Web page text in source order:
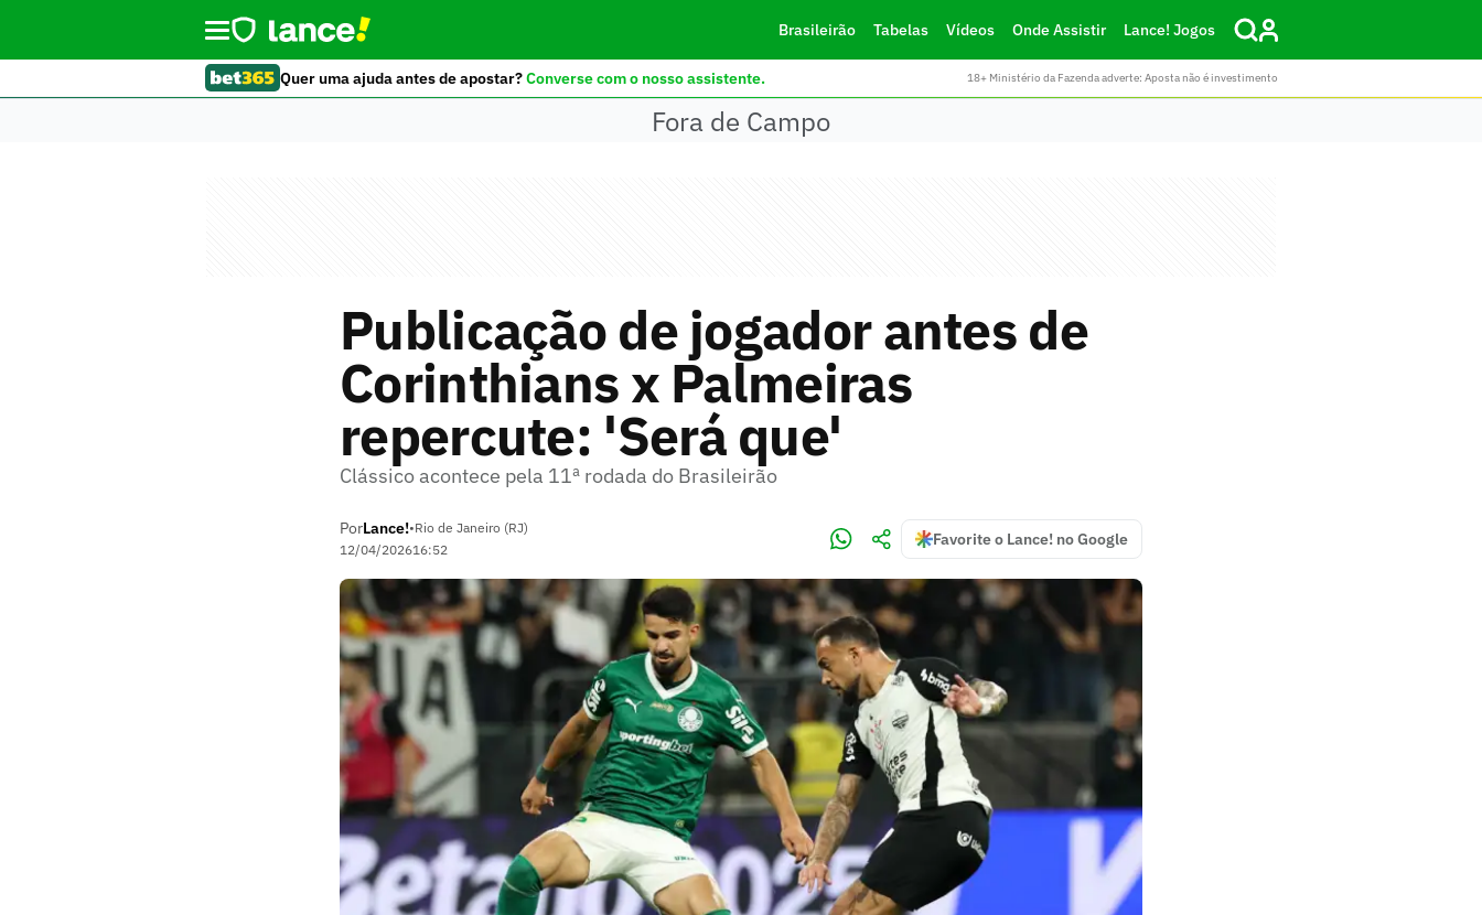
Brasileirão Tabelas Vídeos Onde Assistir Lance! Jogos
Quer uma ajuda antes de apostar?Converse com o nosso assistente. 18+ Ministério da Fazenda adverte: Aposta não é investimento
Fora de Campo
Publicação de jogador antes de
Corinthians x Palmeiras
repercute: 'Será que'
Clássico acontece pela 11ª rodada do Brasileirão
PorLance!•Rio de Janeiro (RJ)
12/04/202616:52
Favorite o Lance! no Google